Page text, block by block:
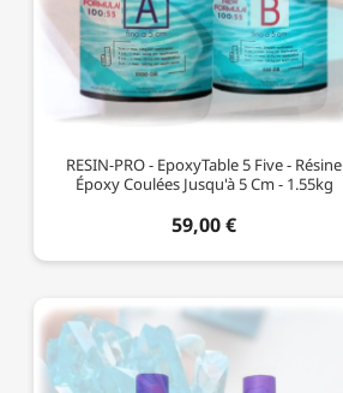
RESIN-PRO - EpoxyTable 5 Five - Résine
Époxy Coulées Jusqu'à 5 Cm - 1.55kg
59,00 €